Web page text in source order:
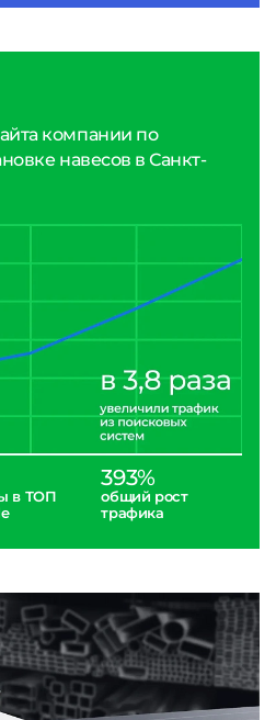
компании по
навесов в Санкт-
в ТОП
393%
общий рост
трафика